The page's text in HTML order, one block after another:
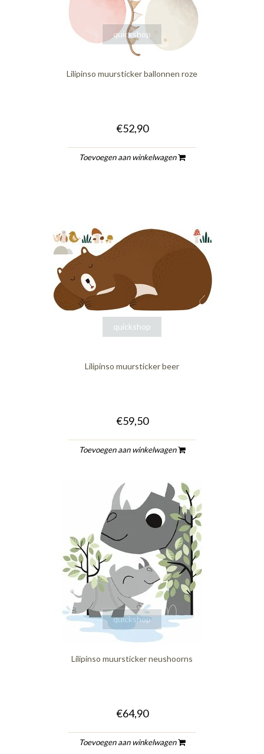
quickshop
Lilipinso muursticker ballonnen roze
€52,90
Toevoegen aan winkelwagen
quickshop
Lilipinso muursticker beer
€59,50
Toevoegen aan winkelwagen
quickshop
Lilipinso muursticker neushoorns
€64,90
Toevoegen aan winkelwagen